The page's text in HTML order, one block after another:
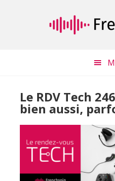
Le RDV Tech
bien aussi,